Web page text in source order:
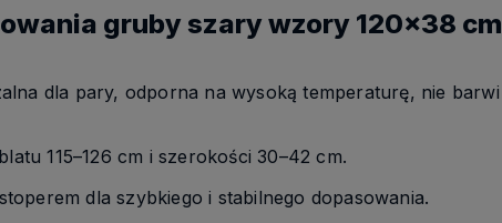
gruby szary wzory 120x38 cm
dla pary, odporna na wysoką temperaturę, nie barwi
115–126 cm i szerokości 30–42 cm.
dla szybkiego i stabilnego dopasowania.